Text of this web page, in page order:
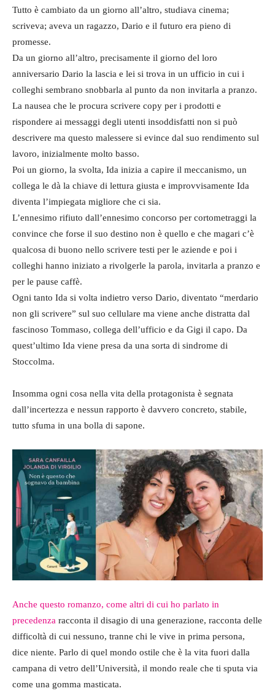
Tutto è cambiato da un giorno all’altro, studiava cinema;
scriveva; aveva un ragazzo, Dario e il futuro era pieno di
promesse.
Da un giorno all’altro, precisamente il giorno del loro
anniversario Dario la lascia e lei si trova in un ufficio in cui i
colleghi sembrano snobbarla al punto da non invitarla a pranzo.
La nausea che le procura scrivere copy per i prodotti e
rispondere ai messaggi degli utenti insoddisfatti non si può
descrivere ma questo malessere si evince dal suo rendimento sul
lavoro, inizialmente molto basso.
Poi un giorno, la svolta, Ida inizia a capire il meccanismo, un
collega le dà la chiave di lettura giusta e improvvisamente Ida
diventa l’impiegata migliore che ci sia.
L’ennesimo rifiuto dall’ennesimo concorso per cortometraggi la
convince che forse il suo destino non è quello e che magari c’è
qualcosa di buono nello scrivere testi per le aziende e poi i
colleghi hanno iniziato a rivolgerle la parola, invitarla a pranzo e
per le pause caffè.
Ogni tanto Ida si volta indietro verso Dario, diventato “merdario
non gli scrivere” sul suo cellulare ma viene anche distratta dal
fascinoso Tommaso, collega dell’ufficio e da Gigi il capo. Da
quest’ultimo Ida viene presa da una sorta di sindrome di
Stoccolma.
Insomma ogni cosa nella vita della protagonista è segnata
dall’incertezza e nessun rapporto è davvero concreto, stabile,
tutto sfuma in una bolla di sapone.
Anche questo romanzo, come altri di cui ho parlato in
precedenza racconta il disagio di una generazione, racconta delle
difficoltà di cui nessuno, tranne chi le vive in prima persona,
dice niente. Parlo di quel mondo ostile che è la vita fuori dalla
campana di vetro dell’Università, il mondo reale che ti sputa via
come una gomma masticata.